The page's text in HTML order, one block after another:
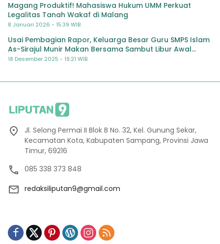
Magang Produktif! Mahasiswa Hukum UMM Perkuat
Legalitas Tanah Wakaf di Malang
8 Januari 2026 - 15:39 WIB
Usai Pembagian Rapor, Keluarga Besar Guru SMPS Islam
As-Sirajul Munir Makan Bersama Sambut Libur Awal
Semester
18 Desember 2025 - 19:21 WIB
Jl. Selong Permai II Blok B No. 32, Kel. Gunung Sekar,
Kecamatan Kota, Kabupaten Sampang, Provinsi Jawa
Timur, 69216
085 338 373 848
redaksiliputan9@gmail.com